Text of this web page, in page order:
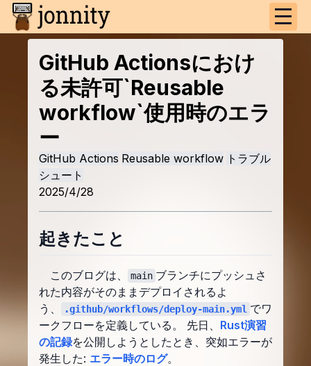
GitHub Actionsにおけ
る未許可`Reusable
workflow`使用時のエラ
ー
GitHub Actions Reusable workflow トラブル
シュート
2025/4/28
起きたこと
このブログは、 main ブランチにプッシュさ
れた内容がそのままデプロイされるよ
う、
.github/workflows/deploy-main.yml でワ
ークフローを定義している。 先日、 Rust演習
の記録を公開しようとしたとき、突如エラーが
発生した: エラー時のログ。